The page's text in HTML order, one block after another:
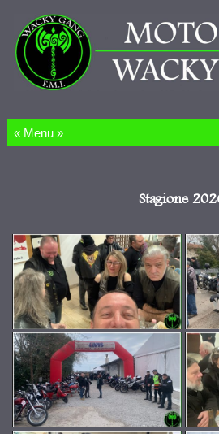
Salta
Stagione